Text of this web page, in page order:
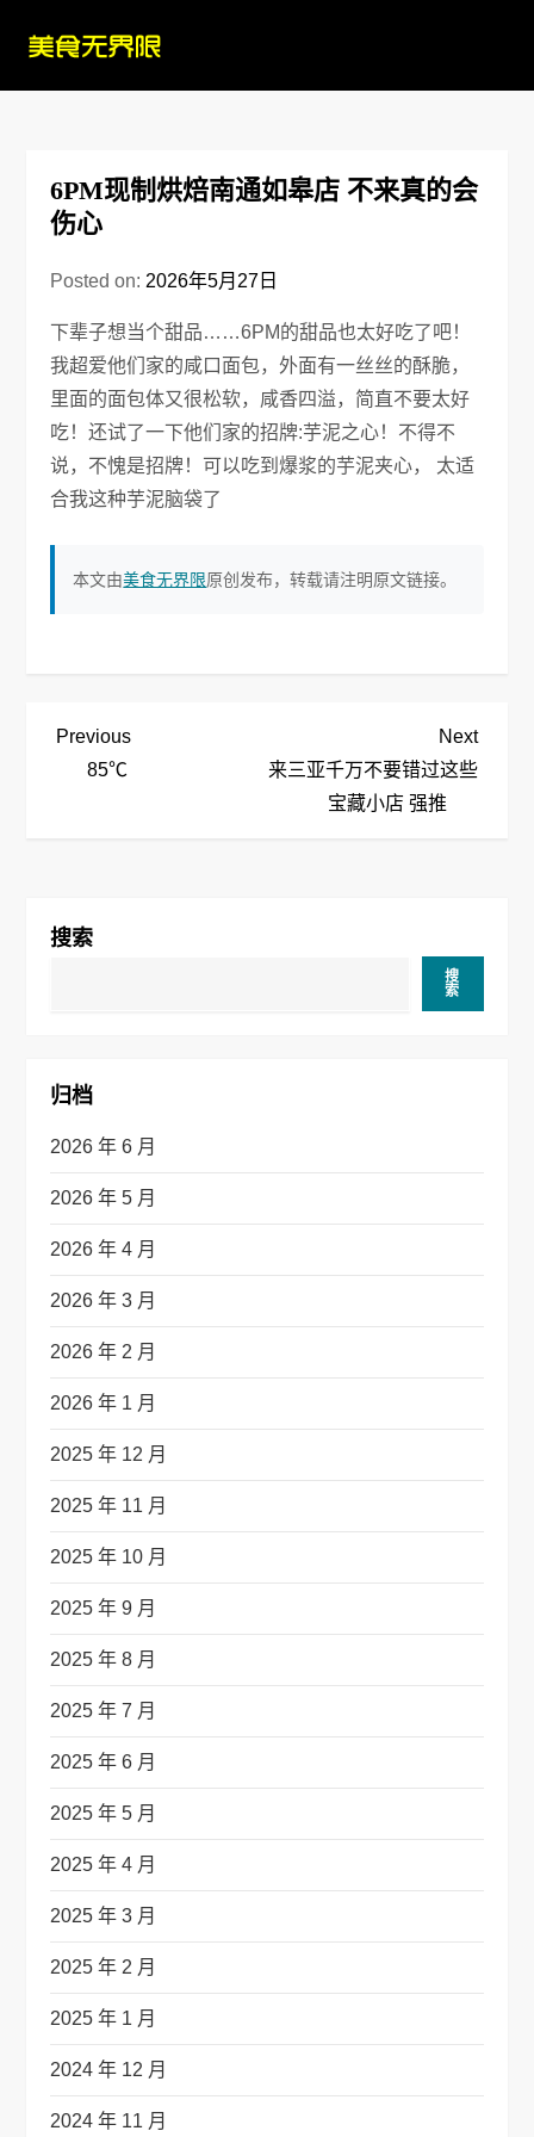
6PM现制烘焙南通如皋店 不来真的会
伤心
Posted on: 2026年5月27日
下辈子想当个甜品……6PM的甜品也太好吃了吧！
我超爱他们家的咸口面包，外面有一丝丝的酥脆，
里面的面包体又很松软，咸香四溢，简直不要太好
吃！还试了一下他们家的招牌:芋泥之心！不得不
说，不愧是招牌！可以吃到爆浆的芋泥夹心， 太适
合我这种芋泥脑袋了
本文由美食无界限原创发布，转载请注明原文链接。
文
Previous
Post
Previous
85℃
Next
Post
Next
来三亚千万不要错过这些
宝藏小店 强推
搜索
搜
索
归档
2026 年 6 月
2026 年 5 月
2026 年 4 月
2026 年 3 月
2026 年 2 月
2026 年 1 月
2025 年 12 月
2025 年 11 月
2025 年 10 月
2025 年 9 月
2025 年 8 月
2025 年 7 月
2025 年 6 月
2025 年 5 月
2025 年 4 月
2025 年 3 月
2025 年 2 月
2025 年 1 月
2024 年 12 月
2024 年 11 月